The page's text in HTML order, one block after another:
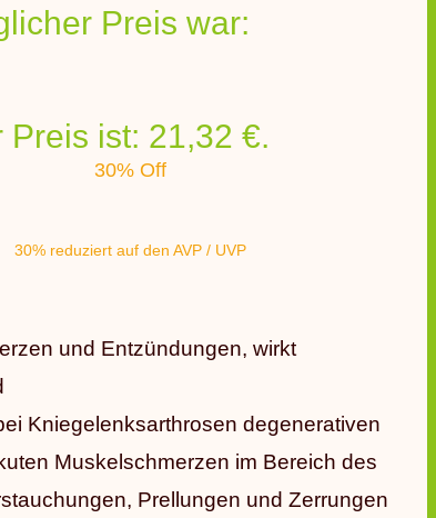
Preis war:
Preis ist: 21,32 €.
30% Off
30% reduziert auf den AVP / UVP
und Entzündungen, wirkt
Kniegelenksarthrosen degenerativen
Muskelschmerzen im Bereich des
Prellungen und Zerrungen